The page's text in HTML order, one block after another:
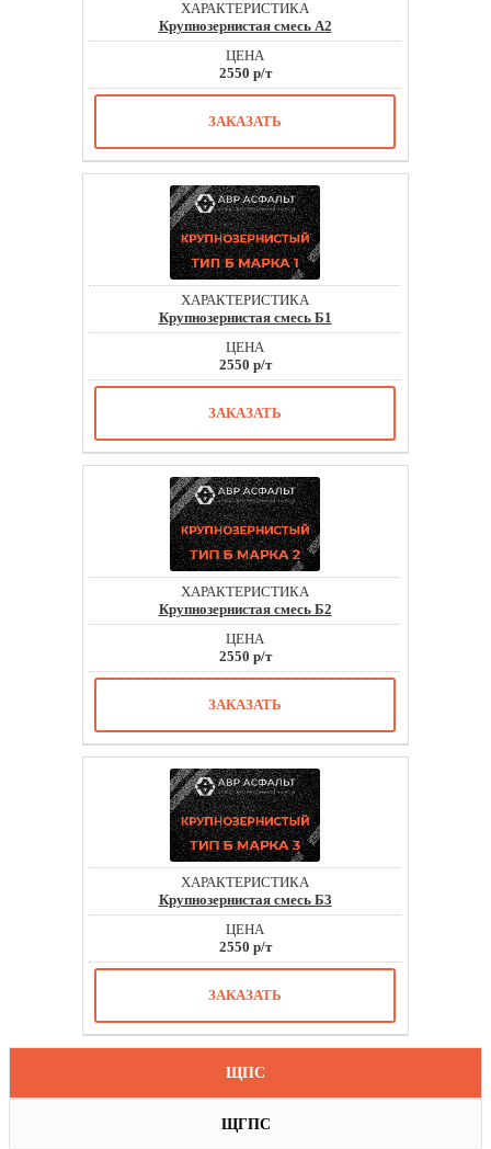
Крупнозернистая смесь А2
2550 р/т
ЗАКАЗАТЬ
Крупнозернистая смесь Б1
2550 р/т
ЗАКАЗАТЬ
Крупнозернистая смесь Б2
2550 р/т
ЗАКАЗАТЬ
Крупнозернистая смесь Б3
2550 р/т
ЗАКАЗАТЬ
ЩПС
ЩГПС